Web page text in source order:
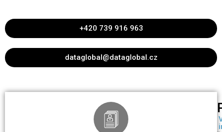
+420 739 916 963
dataglobal@dataglobal.cz